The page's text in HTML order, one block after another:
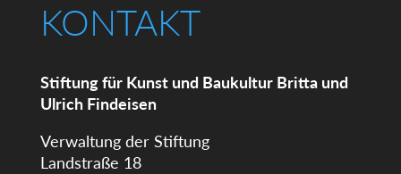
KONTAKT
Stiftung für Kunst und Baukultur Britta und
Ulrich Findeisen
Verwaltung der Stiftung
Landstraße 18